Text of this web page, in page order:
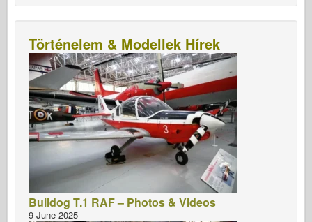
Történelem & Modellek Hírek
Bulldog T.1 RAF – Photos & Videos
9 June 2025